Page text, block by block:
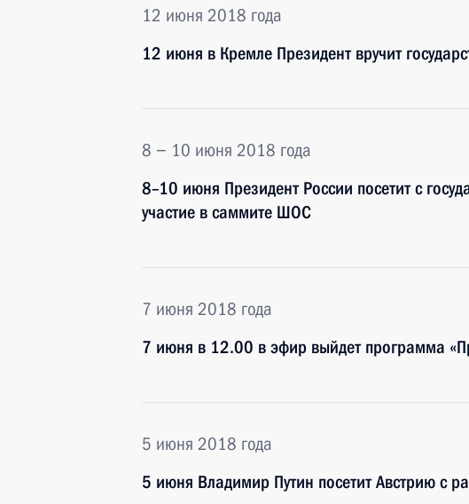
12 июня 2018 года
12 июня в Кремле Президент вручит
8 − 10 июня 2018 года
8–10 июня Президент России посетит с
участие в саммите ШОС
7 июня 2018 года
7 июня в 12.00 в эфир выйдет программа
5 июня 2018 года
5 июня Владимир Путин посетит Австрию с